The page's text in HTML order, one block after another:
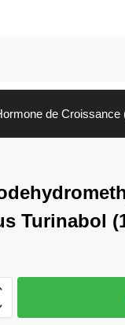
de Croissance
Turinabol